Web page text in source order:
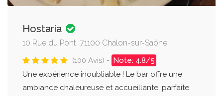
Hostaria
10 Rue du Pont, 71100 Chalon-sur-Saône
(100 Avis) - Note: 4.8/5
Une expérience inoubliable ! Le bar offre une
ambiance chaleureuse et accueillante, parfaite